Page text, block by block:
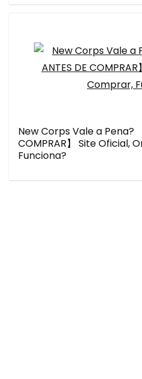
New Corps Vale a Pena?
COMPRAR】 Site Oficial,
Funciona?